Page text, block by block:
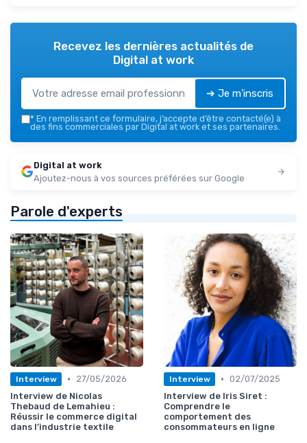
Recevez les dernières actualités de
Digital at work
➔ Je m'inscris
* En remplissant ce formulaire, j’accepte d’être contacté(e) à
des fins commerciales par Digital at work et ses partenaires.
Digital at work
Ajoutez-nous à vos sources préférées sur Google
Parole d'experts
Interview •
27/05/2026
Interview de Nicolas
Thebaud de Lemahieu :
Réussir le commerce digital
dans l’industrie textile
Interview • 02/07/2025
Interview de Iris Siret :
Comprendre le
comportement des
consommateurs en ligne